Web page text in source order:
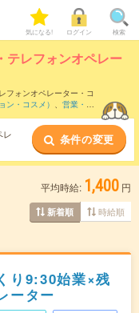
気になる! ログイン 検索
テレフォンオペレー
フォンオペレーター・コ
ン・コスメ） 、 営業・企
のこだわり条件で絞り込ん
ンオペレーター・コール
レ
条件の変更
平均時給: 1,400 円
新着順 時給順
り9:30始業×残
ーター